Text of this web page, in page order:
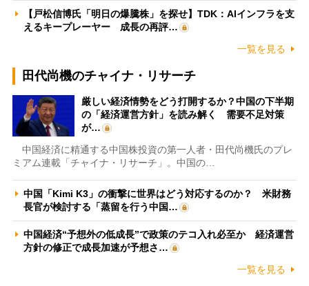
【戸松信博氏「明日の爆騰株」を探せ】TDK：AIインフラを支
えるキープレーヤー 成長の再評…
一覧を見る
田代尚機のチャイナ・リサーチ
厳しい経済情勢をどう打開するか？中国の下半期
の「経済運営方針」を読み解く 需要不足対策
が…
中国経済に精通する中国株投資の第一人者・田代尚機氏のプレ
ミアム連載「チャイナ・リサーチ」。中国の…
中国「Kimi K3」の衝撃に世界はどう対応するのか？ 米財務
長官が検討する「蒸留を行う中国…
中国経済“予想外の低成長”で政策のテコ入れ必至か 経済運営
方針の修正で成長加速が予想さ…
一覧を見る